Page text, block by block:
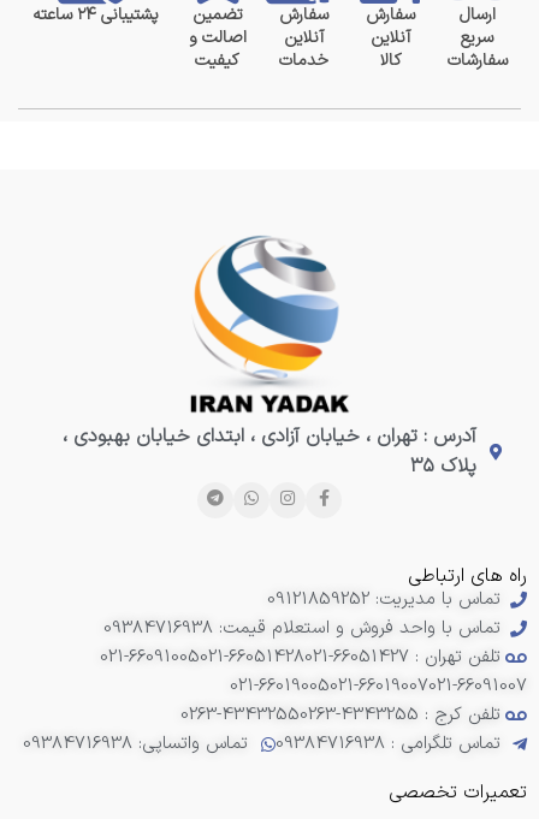
ارسال
سریع
سفارشات
سفارش
آنلاین
کالا
سفارش
آنلاین
خدمات
تضمین
اصالت و
کیفیت
پشتیبانی ۲۴ ساعته
آدرس : تهران ، خیابان آزادی ، ابتدای خیابان بهبودی ،
پلاک ۳۵
راه های ارتباطی
تماس با مدیریت: 09121859252
تماس با واحد فروش و استعلام قیمت: 09384716938
تلفن تهران : 66051427-021
021-66051428
021-66091005
021-66091007
021-66019007
021-66019005
تلفن کرج : 4343255-0263
0263-4343255
تماس تلگرامی : 09384716938
تماس واتساپی: 09384716938
تعمیرات تخصصی